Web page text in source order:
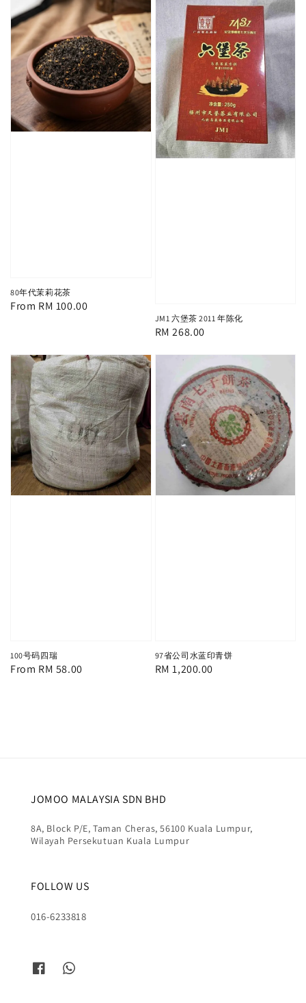
80年代茉莉花茶
Regular
From RM 100.00
JM1 六堡茶 2011 年陈化
Regular
RM 268.00
100号码四瑞
Regular
From RM 58.00
97省公司水蓝印青饼
Regular
RM 1,200.00
JOMOO MALAYSIA SDN BHD
8A, Block P/E, Taman Cheras, 56100 Kuala Lumpur,
Wilayah Persekutuan Kuala Lumpur
FOLLOW US
016-6233818